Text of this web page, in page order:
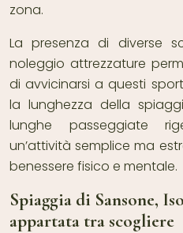
zona.
La presenza di diverse
noleggio attrezzature
di avvicinarsi a questi
la lunghezza della
lunghe passeggiate
un’attività semplice ma
benessere fisico e mentale.
Spiaggia di Sansone,
appartata tra scogliere